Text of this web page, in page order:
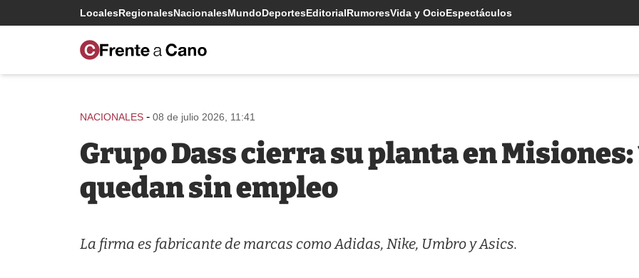
LocalesRegionalesNacionalesMundoDeportesEditorialRumoresVida y OcioEspectáculos
NACIONALES - 08 de julio 2026, 11:41
Grupo Dass cierra su planta en Misiones:
quedan sin empleo
La firma es fabricante de marcas como Adidas, Nike, Umbro y Asics.